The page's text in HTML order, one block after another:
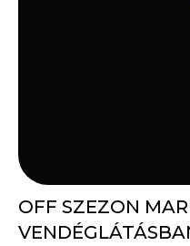
OFF SZEZON